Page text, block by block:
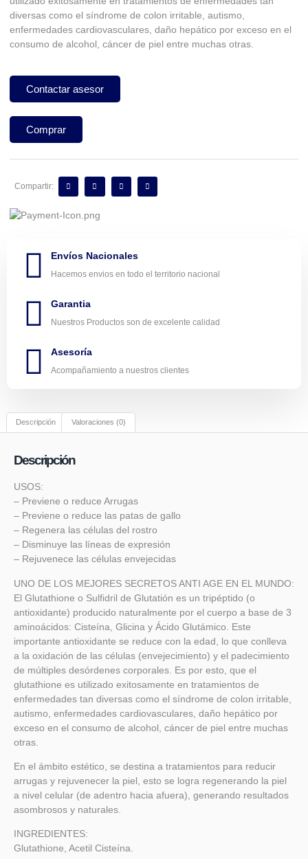
diversas como el síndrome de colon irritable, autismo,
enfermedades cardiovasculares, daño hepático por exceso en el
consumo de alcohol, cáncer de piel entre muchas otras.
Contactar asesor
Comprar
Compartir:
Envíos Nacionales
Hacemos envios en todo el territorio nacional
Garantia
Nuestros Productos son de excelente calidad
Asesoría
Acompañamiento a nuestros clientes
Descripción Valoraciones (0)
Descripción
USOS:
– Previene o reduce Arrugas
– Previene o reduce las patas de gallo
– Regenera las células del rostro
– Disminuye las líneas de expresión
– Rejuvenece las células envejecidas
UNO DE LOS MEJORES SECRETOS ANTI AGE EN EL MUNDO:
El Glutathione o Sulfidril de Glutatión es un tripéptido (o
antioxidante) producido naturalmente por el cuerpo a base de 3
aminoácidos: Cisteína, Glicina y Ácido Glutámico. Este
importante antioxidante se reduce con la edad, lo que conlleva
a la oxidación de las células (envejecimiento) y el padecimiento
de múltiples desórdenes corporales. Es por esto, que el
glutathione es utilizado exitosamente en tratamientos de
enfermedades tan diversas como el síndrome de colon irritable,
autismo, enfermedades cardiovasculares, daño hepático por
exceso en el consumo de alcohol, cáncer de piel entre muchas
otras.
En el ámbito estético, se destina a tratamientos para reducir
arrugas y rejuvenecer la piel, esto se logra regenerando la piel
a nivel celular (de adentro hacia afuera), generando resultados
asombrosos y naturales.
INGREDIENTES:
Glutathione, Acetil Cisteína.